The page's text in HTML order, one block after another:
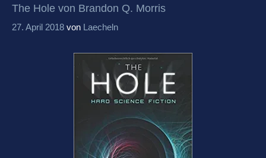
The Hole von Brandon Q. Morris
27. April 2018 von Laecheln